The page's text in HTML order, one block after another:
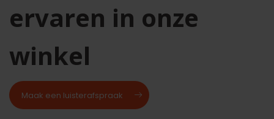
ervaren in onze
winkel
Maak een luisterafspraak